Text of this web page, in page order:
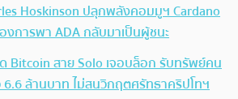
Hoskinson ปลุกพลังคอมมูฯ Cardano
งการพา ADA กลับมาเป็นผู้ชนะ
Bitcoin สาย Solo เจอบล็อก รับทรัพย์คน
6.6 ล้านบาท ไม่สนวิกฤตศรัทธาคริปโทฯ